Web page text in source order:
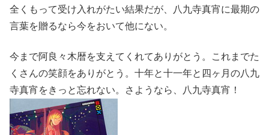
全くもって受け入れがたい結果だが、八九寺真宵に最期の
言葉を贈るなら今をおいて他にない。
今まで阿良々木暦を支えてくれてありがとう。これまでた
くさんの笑顔をありがとう。十年と十一年と四ヶ月の八九
寺真宵をきっと忘れない。さようなら、八九寺真宵！